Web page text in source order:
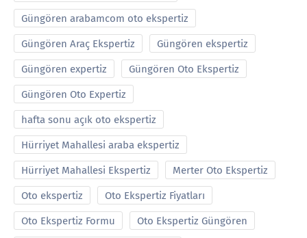
Güngören arabamcom oto ekspertiz
Güngören Araç Ekspertiz Güngören ekspertiz
Güngören expertiz Güngören Oto Ekspertiz
Güngören Oto Expertiz
hafta sonu açık oto ekspertiz
Hürriyet Mahallesi araba ekspertiz
Hürriyet Mahallesi Ekspertiz Merter Oto Ekspertiz
Oto ekspertiz Oto Ekspertiz Fiyatları
Oto Ekspertiz Formu Oto Ekspertiz Güngören